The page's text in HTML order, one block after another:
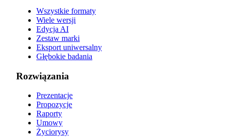
Wszystkie formaty
Wiele wersji
Edycja AI
Zestaw marki
Eksport uniwersalny
Głębokie badania
Rozwiązania
Prezentacje
Propozycje
Raporty
Umowy
Życiorysy